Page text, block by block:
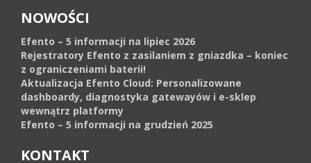
NOWOŚCI
Efento – 5 informacji na lipiec 2026
Rejestratory Efento z zasilaniem z gniazdka – koniec
z ograniczeniami baterii!
Aktualizacja Efento Cloud: Personalizowane
dashboardy, diagnostyka gatewayów i e-sklep
wewnątrz platformy
Efento – 5 informacji na grudzień 2025
KONTAKT